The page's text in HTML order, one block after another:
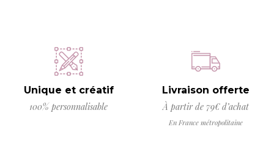
Unique et créatif
100% personnalisable
Livraison offerte
À partir de 79€ d’achat
En France métropolitaine